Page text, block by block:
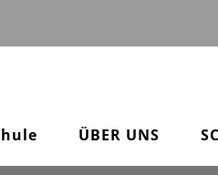
ÜBER UNS